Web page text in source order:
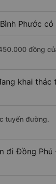
Phước có
đồng
khai
tuyến đường.
đi Đồng